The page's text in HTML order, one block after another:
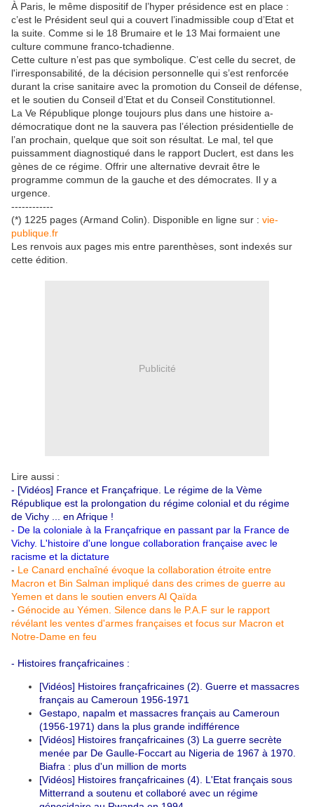
À Paris, le même dispositif de l’hyper présidence est en place :
c’est le Président seul qui a couvert l’inadmissible coup d’Etat et
la suite. Comme si le 18 Brumaire et le 13 Mai formaient une
culture commune franco-tchadienne.
Cette culture n’est pas que symbolique. C’est celle du secret, de
l'irresponsabilité, de la décision personnelle qui s’est renforcée
durant la crise sanitaire avec la promotion du Conseil de défense,
et le soutien du Conseil d’Etat et du Conseil Constitutionnel.
La Ve République plonge toujours plus dans une histoire a-
démocratique dont ne la sauvera pas l’élection présidentielle de
l’an prochain, quelque que soit son résultat. Le mal, tel que
puissamment diagnostiqué dans le rapport Duclert, est dans les
gènes de ce régime. Offrir une alternative devrait être le
programme commun de la gauche et des démocrates. Il y a
urgence.
------------
(*) 1225 pages (Armand Colin). Disponible en ligne sur : vie-
publique.fr
Les renvois aux pages mis entre parenthèses, sont indexés sur
cette édition.
Publicité
Lire aussi :
- [Vidéos] France et Françafrique. Le régime de la Vème
République est la prolongation du régime colonial et du régime
de Vichy ... en Afrique !
- De la coloniale à la Françafrique en passant par la France de
Vichy. L'histoire d'une longue collaboration française avec le
racisme et la dictature
- Le Canard enchaîné évoque la collaboration étroite entre
Macron et Bin Salman impliqué dans des crimes de guerre au
Yemen et dans le soutien envers Al Qaïda
- Génocide au Yémen. Silence dans le P.A.F sur le rapport
révélant les ventes d'armes françaises et focus sur Macron et
Notre-Dame en feu
- Histoires françafricaines :
[Vidéos] Histoires françafricaines (2). Guerre et massacres
français au Cameroun 1956-1971
Gestapo, napalm et massacres français au Cameroun
(1956-1971) dans la plus grande indifférence
[Vidéos] Histoires françafricaines (3) La guerre secrète
menée par De Gaulle-Foccart au Nigeria de 1967 à 1970.
Biafra : plus d'un million de morts
[Vidéos] Histoires françafricaines (4). L'Etat français sous
Mitterrand a soutenu et collaboré avec un régime